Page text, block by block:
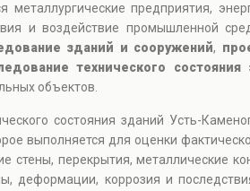
металлургические предприятия,
и воздействие промышленной
зданий и сооружений,
технического
объектов.
состояния зданий Усть-
выполняется для оценки
стены, перекрытия, металлические
деформации, коррозия и